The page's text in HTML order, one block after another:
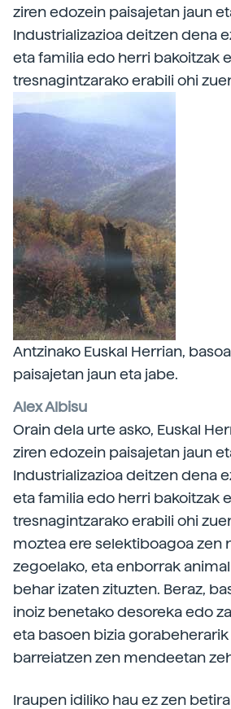
ziren edozein paisajetan jaun
Industrializazioa deitzen dena
eta familia edo herri bakoitzak
tresnagintzarako erabili ohi
Antzinako Euskal Herrian,
paisajetan jaun eta jabe.
Alex Albisu
Orain dela urte asko, Euskal
ziren edozein paisajetan jaun
Industrializazioa deitzen dena
eta familia edo herri bakoitzak
tresnagintzarako erabili ohi
moztea ere selektiboagoa zen
zegoelako, eta enborrak
behar izaten zituzten. Beraz,
inoiz benetako desoreka edo
eta basoen bizia
barreiatzen zen mendeetan
Iraupen idiliko hau ez zen